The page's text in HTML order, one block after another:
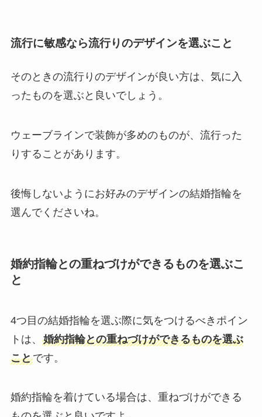
流行に敏感なら流行りのデザインを選ぶこと
そのときの流行りのデザインが良い方は、気に入
ったものを選ぶと良いでしょう。
ウェーブラインで装飾が多めのものが、流行った
りすることがあります。
後悔しないようにお好みのデザインの結婚指輪を
選んでくださいね。
婚約指輪との重ねづけができるものを選ぶこ
と
4つ目の結婚指輪を選ぶ際に気をつけるべきポイン
トは、 婚約指輪との重ねづけができるものを選ぶ
ことです。
婚約指輪を着けている場合は、重ねづけができる